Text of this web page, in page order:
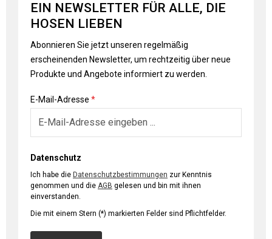
EIN NEWSLETTER FÜR ALLE, DIE
HOSEN LIEBEN
Abonnieren Sie jetzt unseren regelmäßig
erscheinenden Newsletter, um rechtzeitig über neue
Produkte und Angebote informiert zu werden.
E-Mail-Adresse *
Datenschutz
Ich habe die Datenschutzbestimmungen
genommen und die AGB
einverstanden.
Die mit einem Stern (*) markierten Felder sind Pflichtfelder.